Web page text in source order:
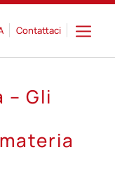
Contattaci
– Gli